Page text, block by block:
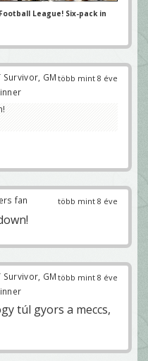
League! Six-pack in
több mint 8 éve
GM
több mint 8 éve
fan
több mint 8 éve
GM
túl gyors a meccs,